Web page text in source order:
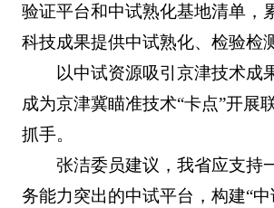
验证平台和中试熟化基地清单，
科技成果提供中试熟化、检验检
以中试资源吸引京津技术成
成为京津冀瞄准技术“卡点”开展
抓手。
张洁委员建议，我省应支持
务能力突出的中试平台，构建“